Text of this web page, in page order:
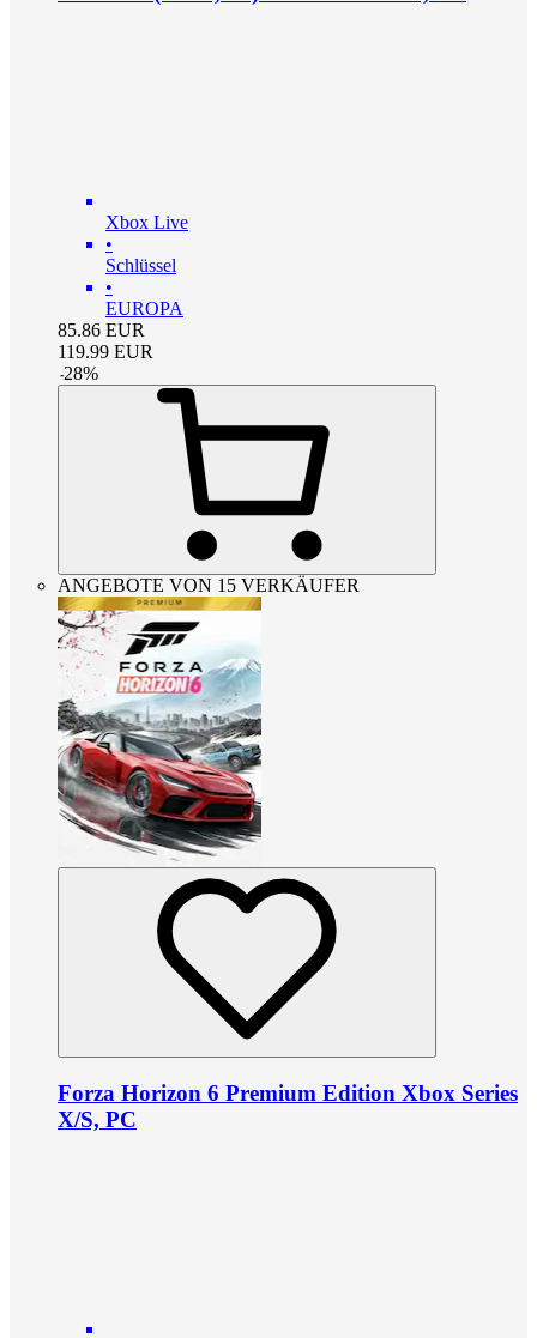
Xbox Live
•
Schlüssel
•
EUROPA
85.86 EUR
119.99 EUR
-28%
ANGEBOTE VON 15 VERKÄUFER
Forza Horizon 6 Premium Edition Xbox Series
X/S, PC